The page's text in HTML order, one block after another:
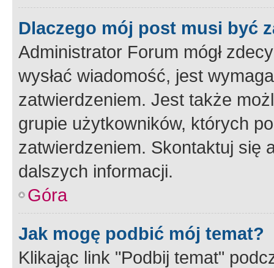
Dlaczego mój post musi być
Administrator Forum mógł
wysłać wiadomość, jest
zatwierdzeniem. Jest także
grupie użytkowników, których
zatwierdzeniem. Skontaktuj się
dalszych informacji.
Góra
Jak mogę podbić mój temat?
Klikając link "Podbij temat"